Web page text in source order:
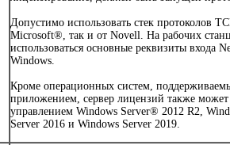
Допустимо использовать стек протоколов
Microsoft®, так и от Novell. На рабочих
использоваться основные реквизиты входа
Windows.
Кроме операционных систем,
приложением, сервер лицензий также может
управлением Windows Server® 2012 R2,
Server 2016 и Windows Server 2019.